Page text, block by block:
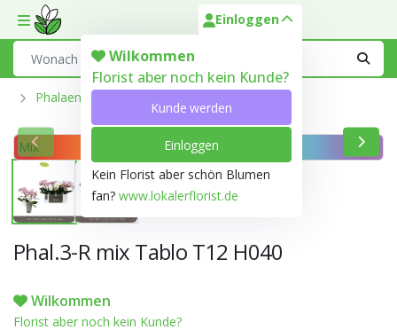
Toggle mobile menu
Einloggen
Wilkommen
Florist aber noch kein Kunde?
Kunde werden
Einloggen
Kein Florist aber schön Blumen
fan? www.lokalerflorist.de
Phalaenopsis Aus Der Optiflor-Gärtnerei
Mix
Phal.3-R mix Tablo T12 H040
Wilkommen
Florist aber noch kein Kunde?